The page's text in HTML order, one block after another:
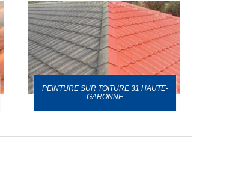
PEINTURE SUR TOITURE 31 HAUTE-
GARONNE